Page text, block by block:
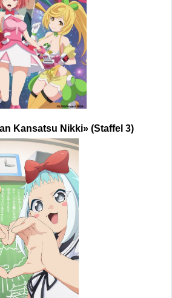
Kansatsu Nikki» (Staffel 3)